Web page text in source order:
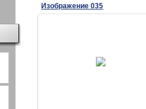
Изображение 035